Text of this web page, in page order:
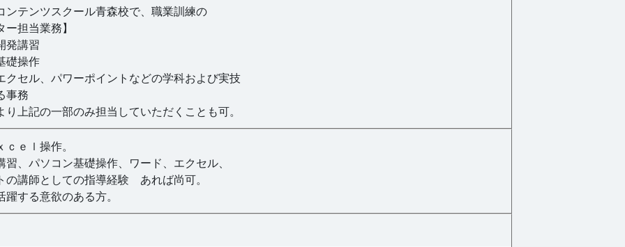
ンテンツスクール青森校で、職業訓練の
担当業務】
発講習
礎操作
セル、パワーポイントなどの学科および実技
事務
り上記の一部のみ担当していただくことも可。
ｅｌ操作。
習、パソコン基礎操作、ワード、エクセル、
の講師としての指導経験 あれば尚可。
する意欲のある方。